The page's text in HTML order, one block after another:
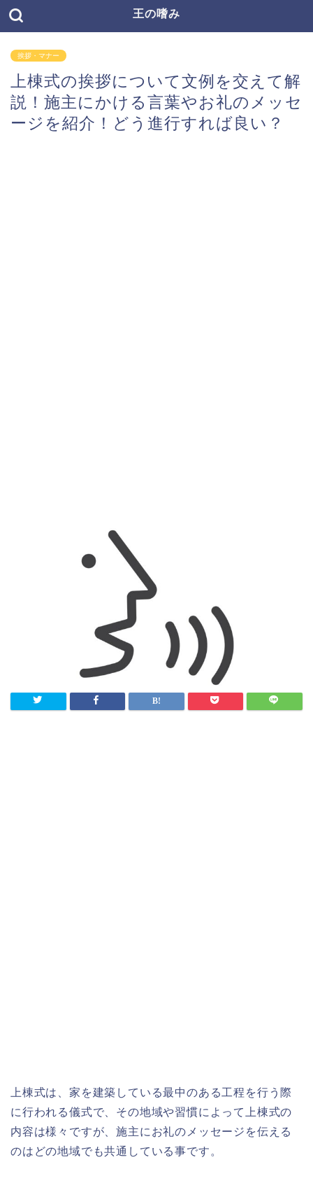
王の嗜み
挨拶・マナー
上棟式の挨拶について文例を交えて解
説！施主にかける言葉やお礼のメッセ
ージを紹介！どう進行すれば良い？
上棟式は、家を建築している最中のある工程を行う際
に行われる儀式で、その地域や習慣によって上棟式の
内容は様々ですが、施主にお礼のメッセージを伝える
のはどの地域でも共通している事です。